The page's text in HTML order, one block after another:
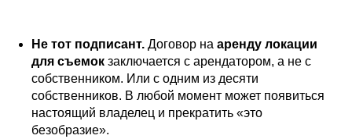
Не тот подписант. Договор на аренду локации
для съемок заключается с арендатором, а не с
собственником. Или с одним из десяти
собственников. В любой момент может появиться
настоящий владелец и прекратить «это
безобразие».